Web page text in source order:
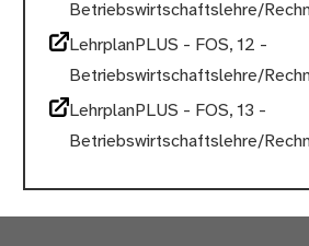
Betriebswirtschaftslehre/
LehrplanPLUS - FOS, 12 -
Betriebswirtschaftslehre/
LehrplanPLUS - FOS, 13 -
Betriebswirtschaftslehre/